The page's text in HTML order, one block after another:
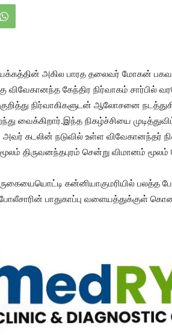
|
Kanyakumari
News
அகில பாரத தலைவர் மோகன் பகவத்
விவேகானந்த கேந்திர நிர்வாகம் சார்பில்
நிர்வாகிகளுடன் ஆலோசனை
வைக்கிறார்.இந்த நிகழ்ச்சியை
அவர் கடலின் நடுவில் உள்ள விவேகானந்தர்
திருவனந்தபுரம் சென்று விமானம் மூலம்
கன்னியாகுமரியில் பலத்த
போலீசாரின் பாதுகாப்பு வளையத்துக்குள்